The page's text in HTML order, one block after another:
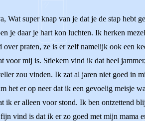
Wat super knap van je dat je de stap hebt
je daar je hart kon luchten. Ik herken
over praten, ze is er zelf namelijk ook een
voor mij is. Stiekem vind ik dat heel
zou vinden. Ik zat al jaren niet goed in
het er op neer dat ik een gevoelig meisje
ik er alleen voor stond. Ik ben ontzettend
vind is dat ik er zo goed met mijn mama